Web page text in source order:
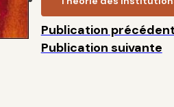
Publication
Publication suivante